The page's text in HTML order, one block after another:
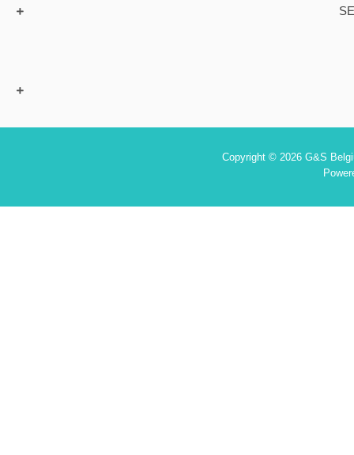
Copyright © 2026 G&S